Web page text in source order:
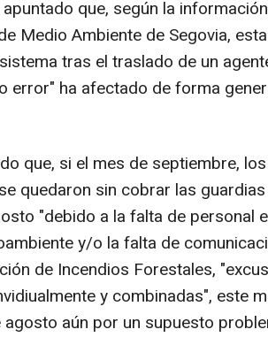
que, según la
Medio Ambiente de Segovia,
tras el traslado de un
error" ha afectado de forma
que, si el mes de septiembre,
quedaron sin cobrar las
"debido a la falta de personal
y/o la falta de
de Incendios Forestales,
y combinadas", este
aún por un supuesto